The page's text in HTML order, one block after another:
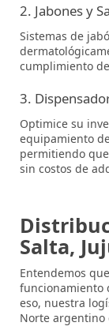
2. Jabones y
Sistemas de
cumplimiento
3.
Optimice su
equipamiento
permitiendo
sin costos de
Salta,
Entendemos
funcionamiento
eso, nuestra
Norte argentino